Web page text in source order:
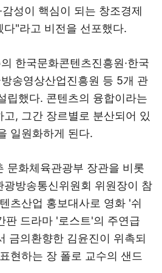
성이 핵심이 되는 창조경제
다"라고 비전을 선포했다.
한국문화콘텐츠진흥원·한국
송영상산업진흥원 등 5개 관
립했다. 콘텐츠의 융합이라는
, 그간 장르별로 분산되어 있
일원화하게 된다.
문화체육관광부 장관을 비롯
방송통신위원회 위원장이 참
츠산업 홍보대사로 영화 '쉬
판 드라마 '로스트'의 주연급
금의환향한 김윤진이 위촉되
현하는 장 폴로 교수의 샌드